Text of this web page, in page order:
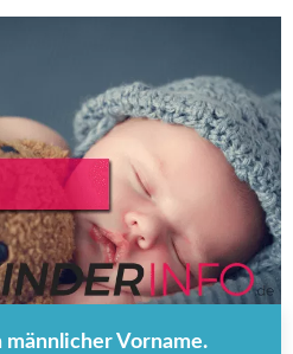
Vorname.